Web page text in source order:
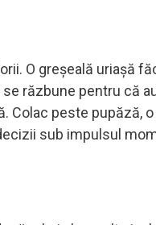
O greșeală uriașă
răzbune pentru că
Colac peste pupăză,
sub impulsul